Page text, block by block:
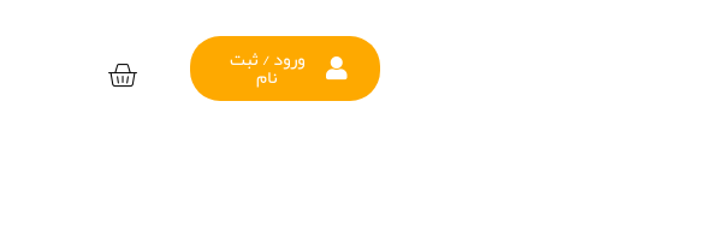
ورود / ثبت
نام